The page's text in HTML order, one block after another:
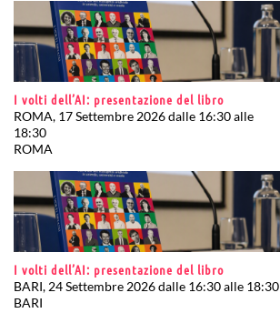
I volti dell’AI: presentazione del libro
ROMA, 17 Settembre 2026 dalle 16:30 alle
18:30
ROMA
I volti dell’AI: presentazione del libro
BARI, 24 Settembre 2026 dalle 16:30 alle 18:30
BARI